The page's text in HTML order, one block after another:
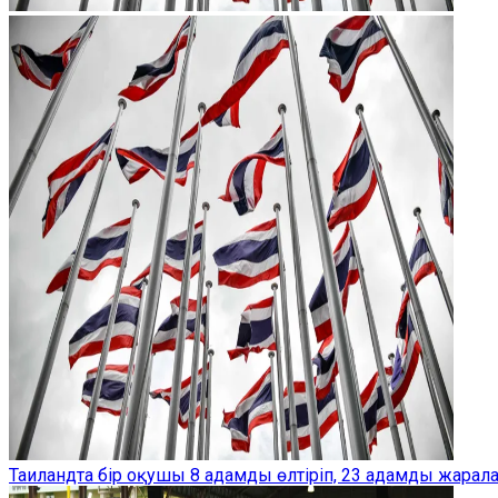
Таиландта бір оқушы 8 адамды өлтіріп, 23 адамды